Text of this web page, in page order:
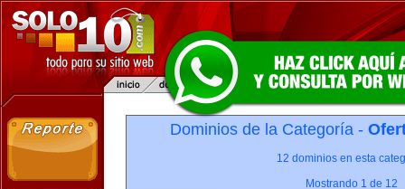
Dominios de la Categoría -
12 dominios en esta
Mostrando 1 de 12